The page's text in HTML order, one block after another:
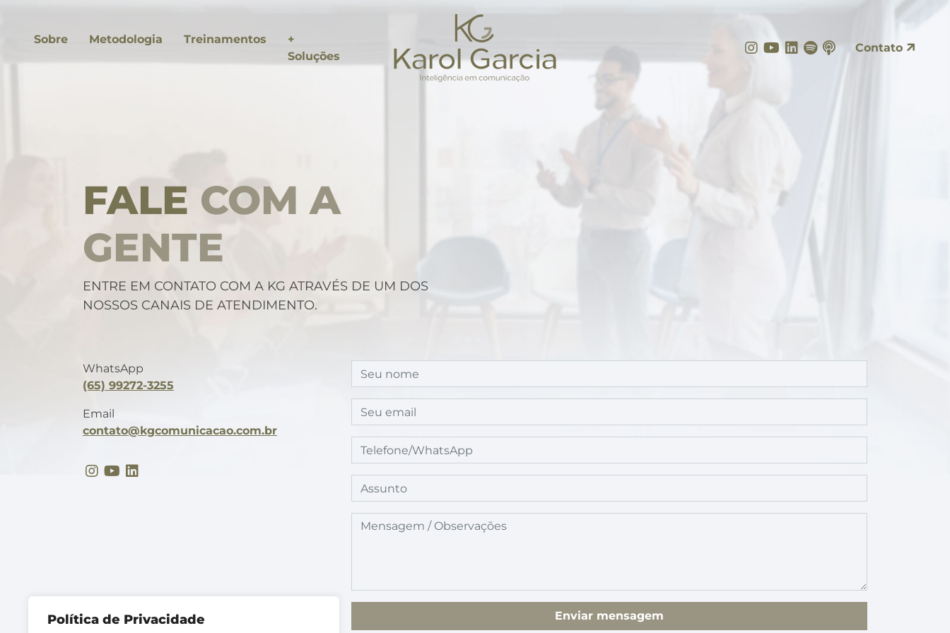
Política de Privacidade
Sobre Metodologia Treinamentos
+
Soluções
Instagram
YouTube
LinkedIn
SpotifyApple Podcasts
Contato
FALE COM A
GENTE
ENTRE EM CONTATO COM A KG ATRAVÉS DE UM DOS
NOSSOS CANAIS DE ATENDIMENTO.
WhatsApp
(65) 99272-3255
Email
contato@kgcomunicacao.com.br
Instagram
YouTube
LinkedIn